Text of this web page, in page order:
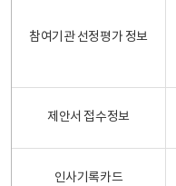
참여기관 선정평가 정보
제안서 접수정보
인사기록카드